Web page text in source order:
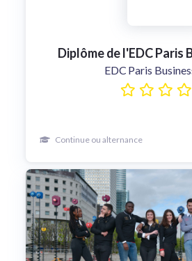
Diplôme de l'EDC Paris
EDC Paris
Continue ou alternance